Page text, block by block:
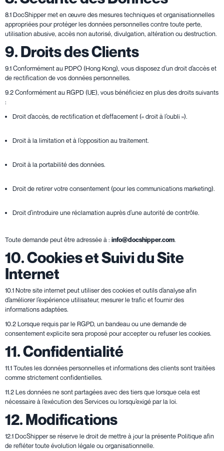
8.1 DocShipper met en œuvre des mesures techniques et organisationnelles
appropriées pour protéger les données personnelles contre toute perte,
utilisation abusive, accès non autorisé, divulgation, altération ou destruction.
9. Droits des Clients
9.1 Conformément au PDPO (Hong Kong), vous disposez d’un droit d’accès et
de rectification de vos données personnelles.
9.2 Conformément au RGPD (UE), vous bénéficiez en plus des droits suivants
:
Droit d’accès, de rectification et d’effacement (« droit à l’oubli »).
Droit à la limitation et à l’opposition au traitement.
Droit à la portabilité des données.
Droit de retirer votre consentement (pour les communications marketing).
Droit d’introduire une réclamation auprès d’une autorité de contrôle.
Toute demande peut être adressée à : info@docshipper.com.
10. Cookies et Suivi du Site
Internet
10.1 Notre site internet peut utiliser des cookies et outils d’analyse afin
d’améliorer l’expérience utilisateur, mesurer le trafic et fournir des
informations adaptées.
10.2 Lorsque requis par le RGPD, un bandeau ou une demande de
consentement explicite sera proposé pour accepter ou refuser les cookies.
11. Confidentialité
11.1 Toutes les données personnelles et informations des clients sont traitées
comme strictement confidentielles.
11.2 Les données ne sont partagées avec des tiers que lorsque cela est
nécessaire à l’exécution des Services ou lorsqu’exigé par la loi.
12. Modifications
12.1 DocShipper se réserve le droit de mettre à jour la présente Politique afin
de refléter toute évolution légale ou organisationnelle.